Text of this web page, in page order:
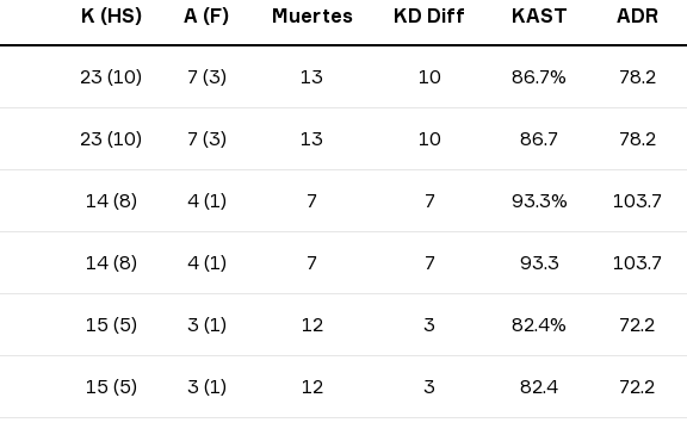
K (HS) A (F) Muertes KD Diff KAST ADR
23 (10) 7 (3) 13 10 86.7% 78.2
23 (10) 7 (3) 13 10 86.7 78.2
14 (8) 4 (1) 7 7 93.3% 103.7
14 (8) 4 (1) 7 7 93.3 103.7
15 (5) 3 (1) 12 3 82.4% 72.2
15 (5) 3 (1) 12 3 82.4 72.2